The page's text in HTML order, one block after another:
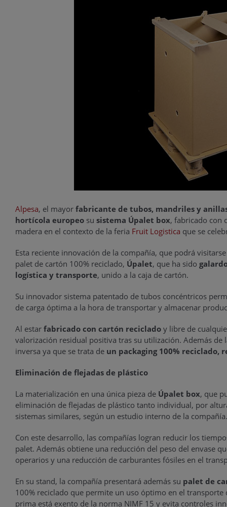
Alpesa, el mayor fabricante de tubos, mandriles y
hortícola europeo su sistema Úpalet box, fabricado con
madera en el contexto de la feria Fruit Logistica que se
Esta reciente innovación de la compañía, que podrá
palet de cartón 100% reciclado, Úpalet, que ha sido
logística y transporte, unido a la caja de cartón.
Su innovador sistema patentado de tubos concéntricos
de carga óptima a la hora de transportar y almacenar
Al estar fabricado con cartón reciclado y libre de
valorización residual positiva tras su utilización. Además
inversa ya que se trata de un packaging 100% reciclado,
Eliminación de flejadas de plástico
La materialización en una única pieza de Úpalet box, que
eliminación de flejadas de plástico tanto individual, por
sistemas similares, según un estudio interno de la compañía.
Con este desarrollo, las compañías logran reducir los
palet. Además obtiene una reducción del peso del envase
operarios y una reducción de carburantes fósiles en el
En su stand, la compañía presentará además su palet de
100% reciclado que permite un uso óptimo en el
prima está exento de la norma NIMF 15 y evita controles